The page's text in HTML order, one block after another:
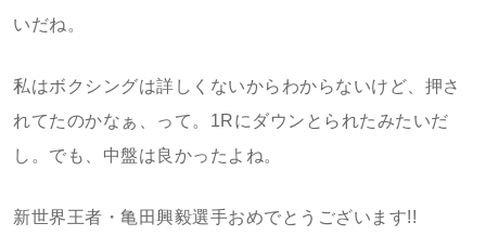
いだね。
私はボクシングは詳しくないからわからないけど、押さ
れてたのかなぁ、って。1Rにダウンとられたみたいだ
し。でも、中盤は良かったよね。
新世界王者・亀田興毅選手おめでとうございます!!